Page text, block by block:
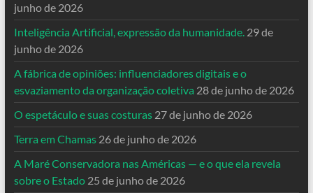
junho de 2026
Inteligência Artificial, expressão da humanidade. 29 de
junho de 2026
A fábrica de opiniões: influenciadores digitais e o
esvaziamento da organização coletiva 28 de junho de 2026
O espetáculo e suas costuras 27 de junho de 2026
Terra em Chamas 26 de junho de 2026
A Maré Conservadora nas Américas — e o que ela revela
sobre o Estado 25 de junho de 2026